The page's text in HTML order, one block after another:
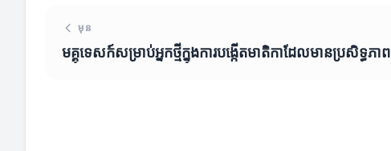
មុន
មគ្គុទេសក៍សម្រាប់អ្នកថ្មីក្នុងការបង្កើតមាតិកាដែលមានប្រសិទ្ធភាព